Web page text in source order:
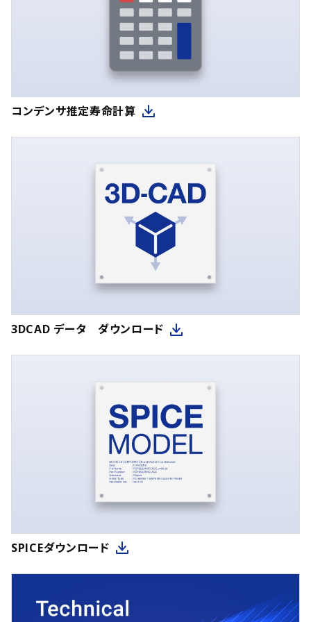
コンデンサ推定寿命計算
3DCAD データ ダウンロード
SPICEダウンロード